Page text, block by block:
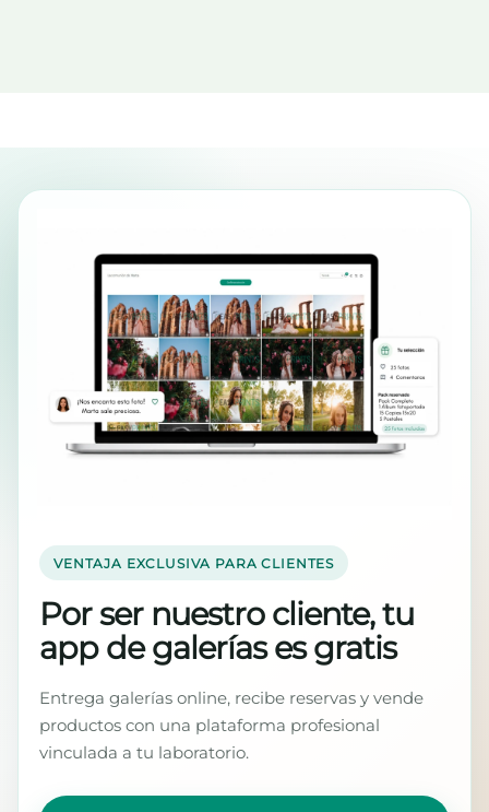
VENTAJA EXCLUSIVA PARA CLIENTES
Por ser nuestro cliente, tu
app de galerías es gratis
Entrega galerías online, recibe reservas y vende
productos con una plataforma profesional
vinculada a tu laboratorio.